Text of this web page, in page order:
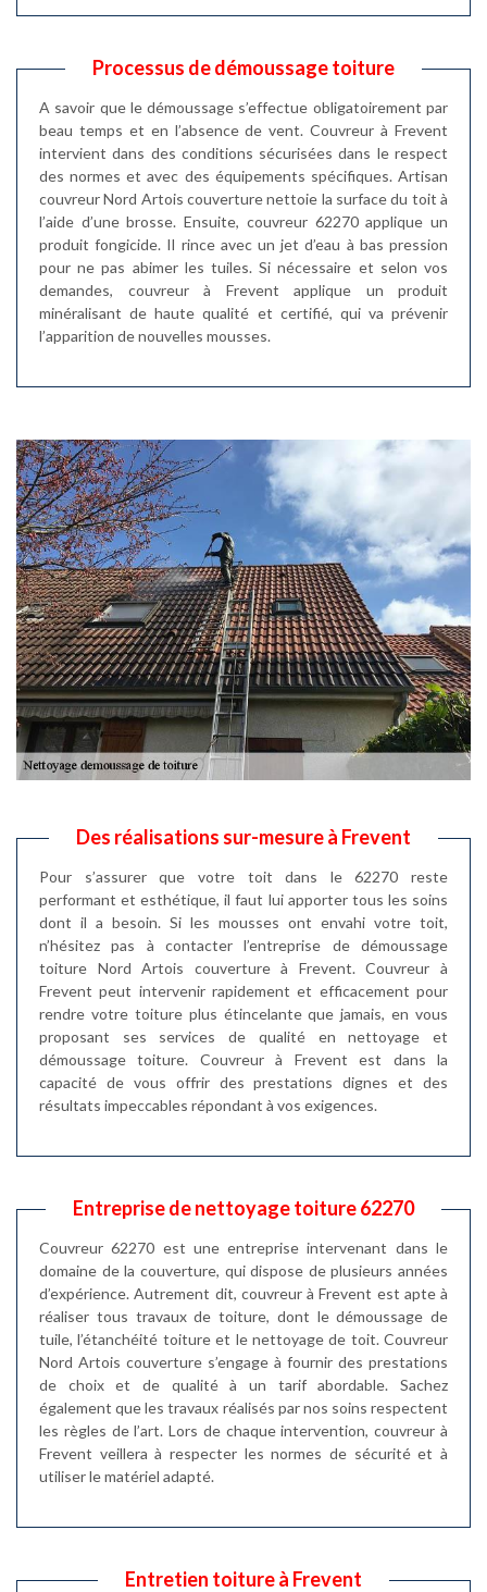
Processus de démoussage toiture
A savoir que le démoussage s’effectue obligatoirement par
beau temps et en l’absence de vent. Couvreur à Frevent
intervient dans des conditions sécurisées dans le respect
des normes et avec des équipements spécifiques. Artisan
couvreur Nord Artois couverture nettoie la surface du toit à
l’aide d’une brosse. Ensuite, couvreur 62270 applique un
produit fongicide. Il rince avec un jet d’eau à bas pression
pour ne pas abimer les tuiles. Si nécessaire et selon vos
demandes, couvreur à Frevent applique un produit
minéralisant de haute qualité et certifié, qui va prévenir
l’apparition de nouvelles mousses.
Des réalisations sur-mesure à Frevent
Pour s’assurer que votre toit dans le 62270 reste
performant et esthétique, il faut lui apporter tous les soins
dont il a besoin. Si les mousses ont envahi votre toit,
n’hésitez pas à contacter l’entreprise de démoussage
toiture Nord Artois couverture à Frevent. Couvreur à
Frevent peut intervenir rapidement et efficacement pour
rendre votre toiture plus étincelante que jamais, en vous
proposant ses services de qualité en nettoyage et
démoussage toiture. Couvreur à Frevent est dans la
capacité de vous offrir des prestations dignes et des
résultats impeccables répondant à vos exigences.
Entreprise de nettoyage toiture 62270
Couvreur 62270 est une entreprise intervenant dans le
domaine de la couverture, qui dispose de plusieurs années
d’expérience. Autrement dit, couvreur à Frevent est apte à
réaliser tous travaux de toiture, dont le démoussage de
tuile, l’étanchéité toiture et le nettoyage de toit. Couvreur
Nord Artois couverture s’engage à fournir des prestations
de choix et de qualité à un tarif abordable. Sachez
également que les travaux réalisés par nos soins respectent
les règles de l’art. Lors de chaque intervention, couvreur à
Frevent veillera à respecter les normes de sécurité et à
utiliser le matériel adapté.
Entretien toiture à Frevent